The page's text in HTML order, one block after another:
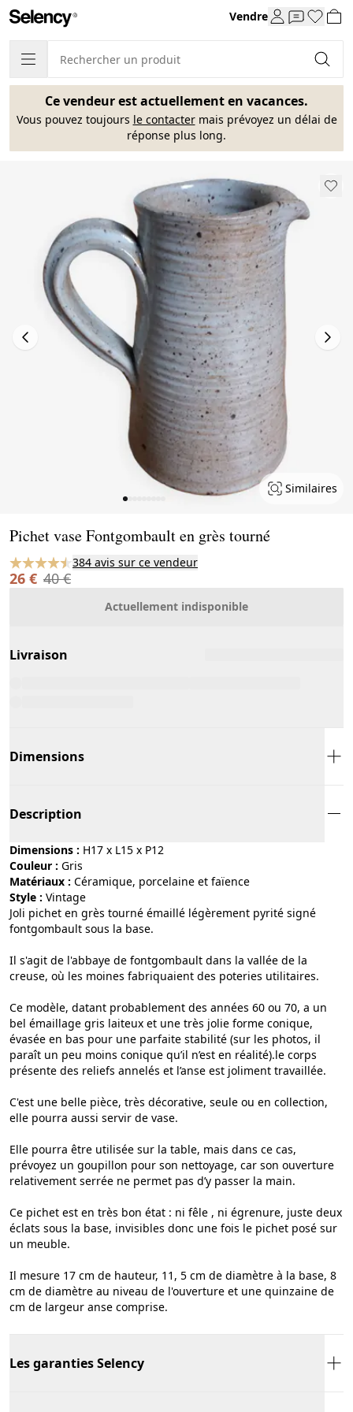
Vendre
Ce vendeur est actuellement en vacances.
Vous pouvez toujours le contactermais prévoyez un délai de
réponse plus long.
Similaires
Pichet vase Fontgombault en grès tourné
384 avis sur ce vendeur
26 € 40 €
Actuellement indisponible
Livraison
Dimensions
Description
Dimensions : H17 x L15 x P12
Couleur :
gris
Matériaux :
céramique, porcelaine et faïence
Style :
vintage
Joli pichet en grès tourné émaillé légèrement pyrité signé
fontgombault sous la base.
Il s'agit de l'abbaye de fontgombault dans la vallée de la
creuse, où les moines fabriquaient des poteries utilitaires.
Ce modèle, datant probablement des années 60 ou 70, a un
bel émaillage gris laiteux et une très jolie forme conique,
évasée en bas pour une parfaite stabilité (sur les photos, il
paraît un peu moins conique qu’il n’est en réalité).le corps
présente des reliefs annelés et l’anse est joliment travaillée.
C'est une belle pièce, très décorative, seule ou en collection,
elle pourra aussi servir de vase.
Elle pourra être utilisée sur la table, mais dans ce cas,
prévoyez un goupillon pour son nettoyage, car son ouverture
relativement serrée ne permet pas d’y passer la main.
Ce pichet est en très bon état : ni fêle , ni égrenure, juste deux
éclats sous la base, invisibles donc une fois le pichet posé sur
un meuble.
Il mesure 17 cm de hauteur, 11, 5 cm de diamètre à la base, 8
cm de diamètre au niveau de l'ouverture et une quinzaine de
cm de largeur anse comprise.
Les garanties Selency